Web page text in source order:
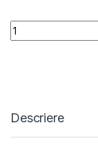
Quantity
Descriere